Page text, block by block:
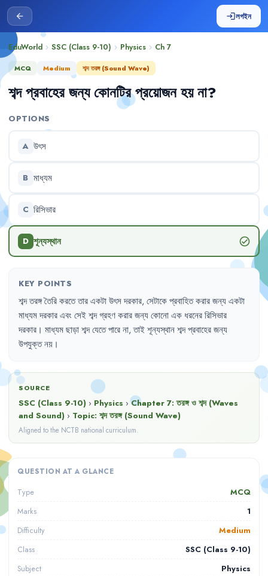
arrow_back loginলগইন
EduWorld chevron_right SSC (Class 9-10) chevron_right Physics chevron_right Ch 7
MCQ Medium শব্দ তরঙ্গ (Sound Wave)
শব্দ প্রবাহের জন্য কোনটির প্রয়োজন হয় না?
OPTIONS
A উৎস
B মাধ্যম
C রিসিভার
D শূন্যস্থান check_circle
KEY POINTS
শব্দতরঙ্গতৈরিকরতেতারএকটাউৎসদরকার, সেটাকেপ্রবাহিতকরারজন্যএকটা
মাধ্যমদরকারএবং সেইশব্দগ্রহণকরারজন্যকোনোএকধরনেররিসিভার
দরকার । মাধ্যমছাড়াশব্দযেতেপারেনা, তাইশূন্যস্থানশব্দপ্রবাহেরজন্য
উপযুক্তনয় ।
SOURCE
SSC (Class 9-10) › Physics ›Chapter 7:তরঙ্গ ও শব্দ (Waves
and Sound) › Topic: শব্দ তরঙ্গ (Sound Wave)
Aligned to the NCTB national curriculum.
QUESTION AT A GLANCE
Type MCQ
Marks 1
Difficulty Medium
Class SSC (Class 9-10)
Subject Physics